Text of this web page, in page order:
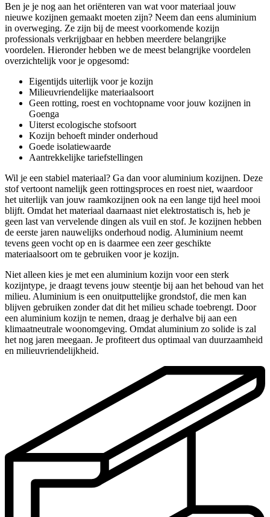
Ben je je nog aan het oriënteren van wat voor materiaal jouw
nieuwe kozijnen gemaakt moeten zijn? Neem dan eens aluminium
in overweging. Ze zijn bij de meest voorkomende kozijn
professionals verkrijgbaar en hebben meerdere belangrijke
voordelen. Hieronder hebben we de meest belangrijke voordelen
overzichtelijk voor je opgesomd:
Eigentijds uiterlijk voor je kozijn
Milieuvriendelijke materiaalsoort
Geen rotting, roest en vochtopname voor jouw kozijnen in
Goenga
Uiterst ecologische stofsoort
Kozijn behoeft minder onderhoud
Goede isolatiewaarde
Aantrekkelijke tariefstellingen
Wil je een stabiel materiaal? Ga dan voor aluminium kozijnen. Deze
stof vertoont namelijk geen rottingsproces en roest niet, waardoor
het uiterlijk van jouw raamkozijnen ook na een lange tijd heel mooi
blijft. Omdat het materiaal daarnaast niet elektrostatisch is, heb je
geen last van vervelende dingen als vuil en stof. Je kozijnen hebben
de eerste jaren nauwelijks onderhoud nodig. Aluminium neemt
tevens geen vocht op en is daarmee een zeer geschikte
materiaalsoort om te gebruiken voor je kozijn.
Niet alleen kies je met een aluminium kozijn voor een sterk
kozijntype, je draagt tevens jouw steentje bij aan het behoud van het
milieu. Aluminium is een onuitputtelijke grondstof, die men kan
blijven gebruiken zonder dat dit het milieu schade toebrengt. Door
een aluminium kozijn te nemen, draag je derhalve bij aan een
klimaatneutrale woonomgeving. Omdat aluminium zo solide is zal
het nog jaren meegaan. Je profiteert dus optimaal van duurzaamheid
en milieuvriendelijkheid.